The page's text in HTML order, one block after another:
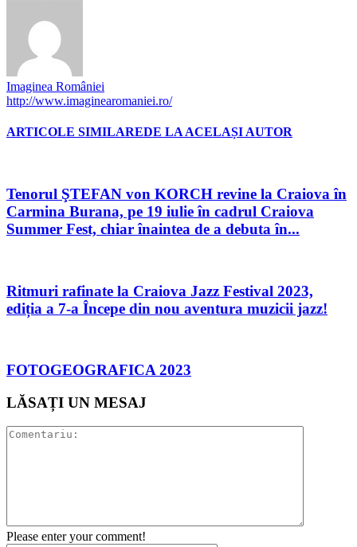
Imaginea României
http://www.imaginearomaniei.ro/
ARTICOLE SIMILAREDE LA ACELAȘI AUTOR
Tenorul ŞTEFAN von KORCH revine la Craiova în
Carmina Burana, pe 19 iulie în cadrul Craiova
Summer Fest, chiar înaintea de a debuta în...
Ritmuri rafinate la Craiova Jazz Festival 2023,
ediția a 7-a Începe din nou aventura muzicii jazz!
FOTOGEOGRAFICA 2023
LĂSAȚI UN MESAJ
Please enter your comment!